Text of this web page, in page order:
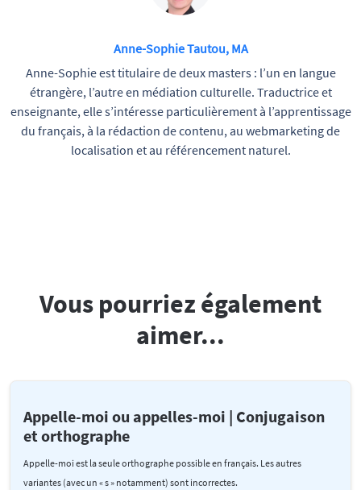
Anne-Sophie Tautou, MA
Anne-Sophie est titulaire de deux masters : l’un en langue
étrangère, l’autre en médiation culturelle. Traductrice et
enseignante, elle s’intéresse particulièrement à l’apprentissage
du français, à la rédaction de contenu, au webmarketing de
localisation et au référencement naturel.
Vous pourriez également
aimer...
Appelle-moi ou appelles-moi | Conjugaison
et orthographe
Appelle-moi est la seule orthographe possible en français. Les autres
variantes (avec un « s » notamment) sont incorrectes.